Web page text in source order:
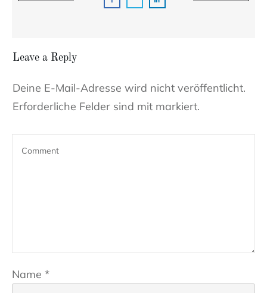
Leave a Reply
Deine E-Mail-Adresse wird nicht veröffentlicht.
Erforderliche Felder sind mit markiert.
Name *